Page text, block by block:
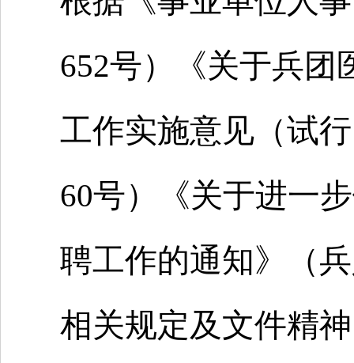
652号）《关于兵团
工作实施意见（试
60号）《关于进一
聘工作的通知》（
相关规定及文件精